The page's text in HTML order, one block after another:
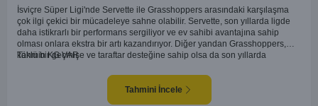
İsviçre Süper Ligi'nde Servette ile Grasshoppers arasındaki karşılaşma
çok ilgi çekici bir mücadeleye sahne olabilir. Servette, son yıllarda ligde
daha istikrarlı bir performans sergiliyor ve ev sahibi avantajına sahip
olması onlara ekstra bir artı kazandırıyor. Diğer yandan Grasshoppers,
köklü bir geçmişe ve taraftar desteğine sahip olsa da son yıllarda
genellikle maçlarda gol yollarında etkili olurken, Grasshoppers savunma
anlamında zaman zaman sorunlar yaşayabiliyor. Bu durumda,
karşılaşmanın gollü geçmesi muhtemel gözüküyor. İki takımın oyun tarzını
Tahmin KG VAR
Tahmini İncele